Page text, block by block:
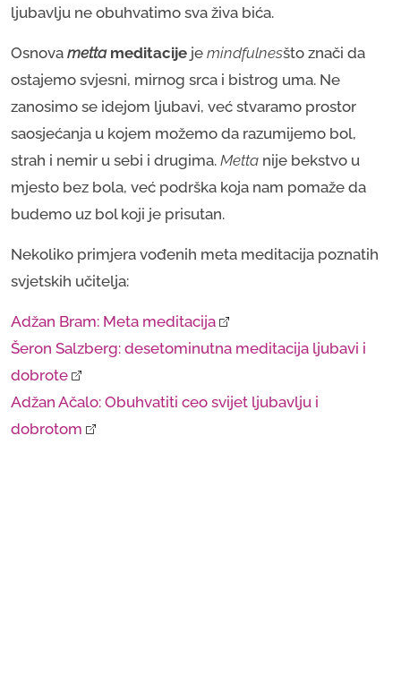
ljubavlju ne obuhvatimo sva živa bića.
Osnova mettameditacije je mindfulnesšto znači da
ostajemo svjesni, mirnog srca i bistrog uma. Ne
zanosimo se idejom ljubavi, već stvaramo prostor
saosjećanja u kojem možemo da razumijemo bol,
strah i nemir u sebi i drugima. Metta nije bekstvo u
mjesto bez bola, već podrška koja nam pomaže da
budemo uz bol koji je prisutan.
Nekoliko primjera vođenih meta meditacija poznatih
svjetskih učitelja:
Adžan Bram: Meta meditacija
Šeron Salzberg: desetominutna meditacija ljubavi i
dobrote
Adžan Ačalo: Obuhvatiti ceo svijet ljubavlju i
dobrotom